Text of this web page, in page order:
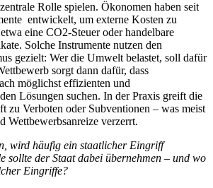
Rolle spielen. Ökonomen haben seit
entwickelt, um externe Kosten zu
eine CO2-Steuer oder handelbare
Solche Instrumente nutzen den
gezielt: Wer die Umwelt belastet, soll dafür
sorgt dann dafür, dass
möglichst effizienten und
Lösungen suchen. In der Praxis greift die
zu Verboten oder Subventionen – was meist
Wettbewerbsanreize verzerrt.
wird häufig ein staatlicher Eingriff
sollte der Staat dabei übernehmen – und wo
Eingriffe?